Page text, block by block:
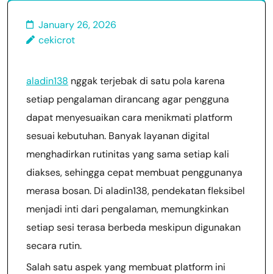
January 26, 2026
cekicrot
aladin138 nggak terjebak di satu pola karena
setiap pengalaman dirancang agar pengguna
dapat menyesuaikan cara menikmati platform
sesuai kebutuhan. Banyak layanan digital
menghadirkan rutinitas yang sama setiap kali
diakses, sehingga cepat membuat penggunanya
merasa bosan. Di aladin138, pendekatan fleksibel
menjadi inti dari pengalaman, memungkinkan
setiap sesi terasa berbeda meskipun digunakan
secara rutin.
Salah satu aspek yang membuat platform ini